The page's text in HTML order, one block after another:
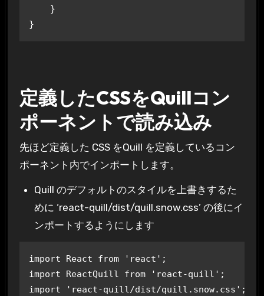
    }
}
定義したCSSをQuillコン
ポーネントで読み込み
先ほど定義した CSS をQuill を定義しているコン
ポーネント内でインポートします。
Quill のデフォルトのスタイルを上書きするた
めに ‘react-quill/dist/quill.snow.css’ の後にイ
ンポートするようにします
import React from 'react';
import ReactQuill from 'react-quill';
import 'react-quill/dist/quill.snow.css';